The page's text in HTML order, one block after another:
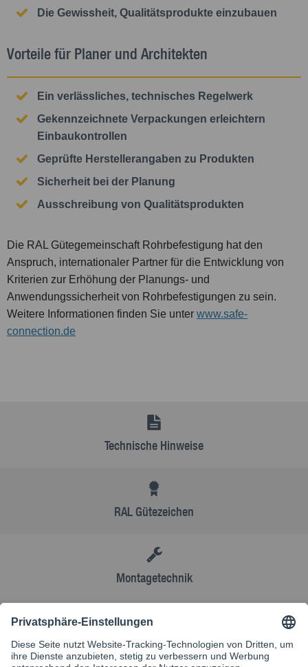
Die Gewissheit, Qualitätsprodukte einzubauen
Vorteile für Planer und Architekten
Ein verlässliches, technisches Regelwerk
Gekennzeichnete Verpackungen erleichtern
Einbaukontrollen
Geprüfte Herstellerangaben zu Produkten
Sicherheit bei der Planung
Ausschreibung von Qualitätsprodukten
Die RAL Gütegemeinschaft Rohrbefestigung hat den
Anspruch, internationaler Partner für die Entwicklung von
Kriterien zur Erhöhung der Planungs- und
Anwendungssicherheit von Rohrbefestigungen zu sein.
Weitere Informationen finden Sie unter www.safe-
connection.de
Technische Hinweise
RAL Gütezeichen
Montagetechnik
AGB